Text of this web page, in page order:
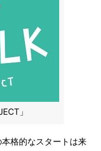
」
本格的なスタートは来